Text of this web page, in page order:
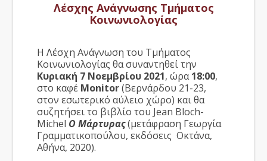
Λέσχης Ανάγνωσης Τμήματος
Κοινωνιολογίας
Η Λέσχη Ανάγνωση του Τμήματος
Κοινωνιολογίας θα συναντηθεί την
Κυριακή 7 Νοεμβρίου 2021, ώρα18:00,
στο καφέ Monitor(Βερνάρδου 21-23,
στον εσωτερικό αύλειο χώρο) και θα
συζητήσει το βιβλίο του Jean Bloch-
Michel Ο Μάρτυρας(μετάφραση Γεωργία
Γραμματικοπούλου, εκδόσεις Οκτάνα,
Αθήνα, 2020).